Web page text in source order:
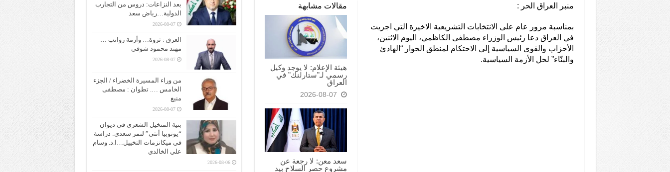
مقالات مشابهة
هيئة الإعلام: لا يوجد وكيل
رسمي لـ”ستارلنك” في
العراق
2026-08-07
سعد معن: لا رجعة عن
مشروع حصر السلاح بيد
منبر العراق الحر :
بمناسبة مرور عام على الانتخابات التشريعية الاخيرة التي اجريت
في العراق دعا رئيس الوزراء مصطفى الكاظمي، اليوم الاثنين،
الأحزاب والقوى السياسية إلى الاحتكام لمنطق الحوار “الهادئ
والبنّاء” لحل الأزمة السياسية.
بعد النزاعات: دروس من التجارب
الدولية…رياض سعد
2026-08-07
العرق : ثروة… وأزمة رواتب …
مهند محمود شوقي
2026-08-07
من وراء المسيرة الخضراء / الجزء
الخامس …. تطوان : مصطفى
منيغ
2026-08-07
بنية المتخيل الشعري في ديوان
“يوتوبيا أنثى” لنمر سعدي: دراسة
في ميكانزمات التخييل…ا.د. وسام
علي الخالدي
2026-08-06